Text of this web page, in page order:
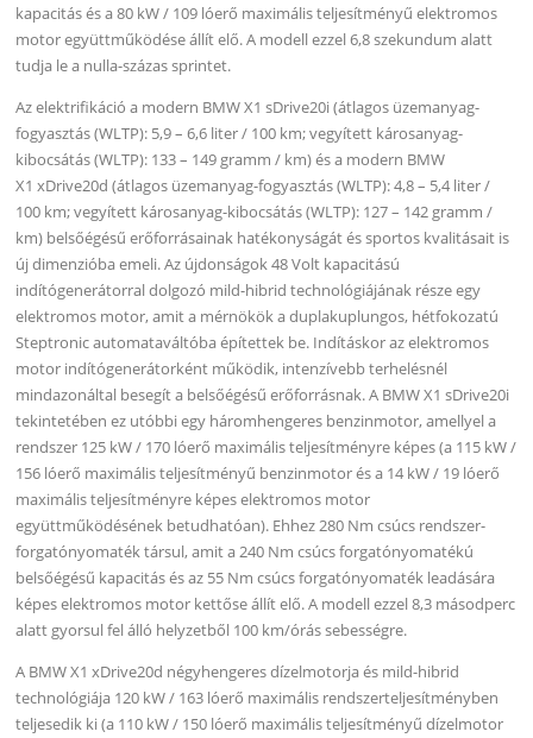
kapacitás és a 80 kW / 109 lóerő maximális teljesítményű elektromos
motor együttműködése állít elő. A modell ezzel 6,8 szekundum alatt
tudja le a nulla-százas sprintet.
Az elektrifikáció a modern BMW X1 sDrive20i (átlagos üzemanyag-
fogyasztás (WLTP): 5,9 – 6,6 liter / 100 km; vegyített károsanyag-
kibocsátás (WLTP): 133 – 149 gramm / km) és a modern BMW
X1 xDrive20d (átlagos üzemanyag-fogyasztás (WLTP): 4,8 – 5,4 liter /
100 km; vegyített károsanyag-kibocsátás (WLTP): 127 – 142 gramm /
km) belsőégésű erőforrásainak hatékonyságát és sportos kvalitásait is
új dimenzióba emeli. Az újdonságok 48 Volt kapacitású
indítógenerátorral dolgozó mild-hibrid technológiájának része egy
elektromos motor, amit a mérnökök a duplakuplungos, hétfokozatú
Steptronic automataváltóba építettek be. Indításkor az elektromos
motor indítógenerátorként működik, intenzívebb terhelésnél
mindazonáltal besegít a belsőégésű erőforrásnak. A BMW X1 sDrive20i
tekintetében ez utóbbi egy háromhengeres benzinmotor, amellyel a
rendszer 125 kW / 170 lóerő maximális teljesítményre képes (a 115 kW /
156 lóerő maximális teljesítményű benzinmotor és a 14 kW / 19 lóerő
maximális teljesítményre képes elektromos motor
együttműködésének betudhatóan). Ehhez 280 Nm csúcs rendszer-
forgatónyomaték társul, amit a 240 Nm csúcs forgatónyomatékú
belsőégésű kapacitás és az 55 Nm csúcs forgatónyomaték leadására
képes elektromos motor kettőse állít elő. A modell ezzel 8,3 másodperc
alatt gyorsul fel álló helyzetből 100 km/órás sebességre.
A BMW X1 xDrive20d négyhengeres dízelmotorja és mild-hibrid
technológiája 120 kW / 163 lóerő maximális rendszerteljesítményben
teljesedik ki (a 110 kW / 150 lóerő maximális teljesítményű dízelmotor